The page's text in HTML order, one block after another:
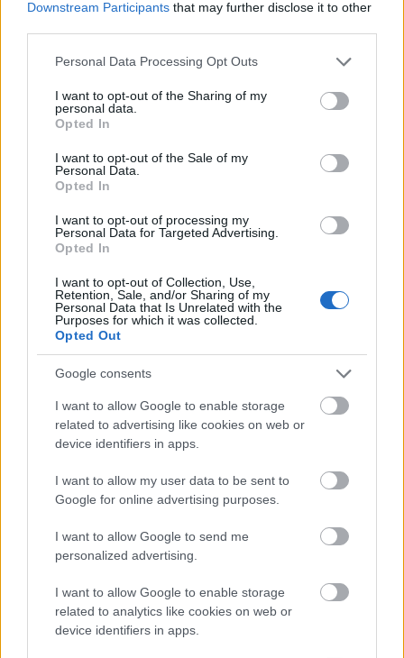
Downstream Participants that may further disclose it to other
Please note that this website/app uses one or more Google
not limited to your visit or usage behaviour. You may click to
grant or deny consent to Google and its third-party tags to
use your data for below specified purposes in below Google
consent section.
Personal Data Processing Opt Outs
I want to opt-out of the Sharing of my
personal data.
Opted In
I want to opt-out of the Sale of my
Personal Data.
Opted In
I want to opt-out of processing my
Personal Data for Targeted Advertising.
Opted In
I want to opt-out of Collection, Use,
Retention, Sale, and/or Sharing of my
Personal Data that Is Unrelated with the
Purposes for which it was collected.
Opted Out
Google consents
I want to allow Google to enable storage
related to advertising like cookies on web or
device identifiers in apps.
I want to allow my user data to be sent to
Google for online advertising purposes.
I want to allow Google to send me
personalized advertising.
I want to allow Google to enable storage
related to analytics like cookies on web or
device identifiers in apps.
Ha nem akarsz kémprogramot a
gépedre
buherator•2013. december 11.
börtönre ítéltek néhány arcot, akik egy partner
vállalkozástól több mint 80 milliót loptak egy
SG.hu-ról: Az elsőrendű vádlott letöltött az
internetről egy…
#badBIOS hírek
buherator•2013. december 03.
A hatalmas bizonytalansági tényezők miatt a blog
hasábjain eddig nem szenteltem figyelmet a
#badBIOS témának, de az elmúlt napok néhány
eseménye azt hiszem, megadják keretet a téma
felvezetéséhez. A lényeg tömören annyi, hogy
CanSecWest…
Szellemi Tulajdon Nemzeti Hivatala
buherator•2013. november 28.
Csabika25 hívta fel rá a figyelmem, hogy "támadás
érte" a Szellemi Tulajdon Nemzeti Hivatalát